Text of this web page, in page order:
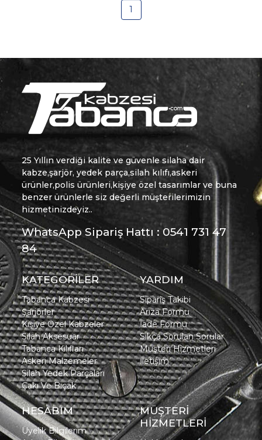
1
25 Yıllın verdiği kalite ve güvenle silaha dair
kabze,şarjör, yedek parça,silah kılıfı,askeri
ürünler,polis ürünleri,kişiye özel tasarımlar ve buna
benzer ürünlerle siz değerli müşterilerimizin
hizmetinizdeyiz..
WhatsApp Sipariş Hattı : 0541 731 47
84
KATEGORİLER
Tabanca Kabzesi
Şarjörler
Kişiye Özel Kabzeler
Silah Aksesuar
Tabanca Kılıfları
Askeri Malzemeler
Silah Yedek Parçaları
Çakı Ve Bıçak
YARDIM
Sipariş Takibi
Arıza Formu
İade Formu
Sıkça Sorulan Sorular
Müşteri Hizmetleri
İletişim
HESABIM
Üyelik Bilgilerim
MÜŞTERİ
HİZMETLERİ